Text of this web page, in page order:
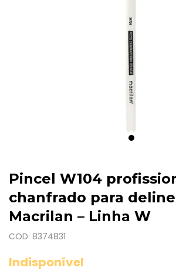
Pincel W104
chanfrado para
Macrilan – Linha W
COD: 8374831
Indisponível